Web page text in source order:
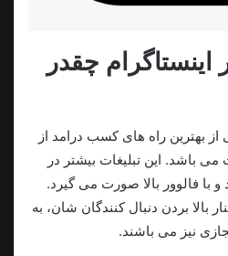
اینستاگرام چقدر
از بهترین راه های کسب درامد از
باشد. این تبلیغات بیشتر در
و با فالوور بالا صورت می گیرد.
بالا بردن دنبال کنندگان شان، به
نیز می باشند.